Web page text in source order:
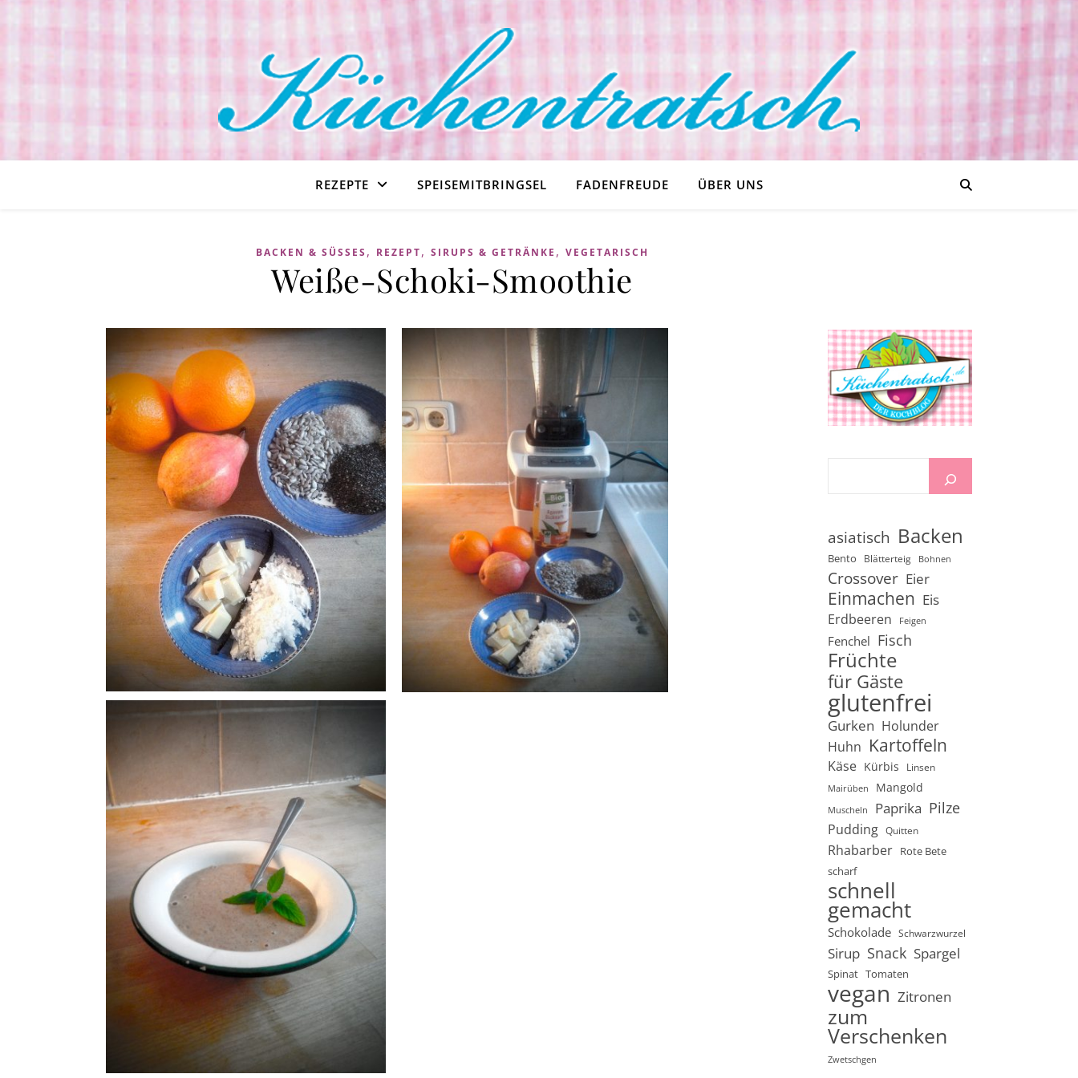
REZEPTE SPEISEMITBRINGSEL FADENFREUDE ÜBER UNS
BACKEN & SÜSSES , REZEPT, SIRUPS & GETRÄNKE , VEGETARISCH
Weiße-Schoki-Smoothie
asiatisch Backen
Bento Blätterteig Bohnen
Crossover Eier
Einmachen Eis
Erdbeeren Feigen
Fenchel Fisch
Früchte
für Gäste
glutenfrei
Gurken Holunder
Huhn Kartoffeln
Käse Kürbis Linsen
Mairüben Mangold
Muscheln Paprika Pilze
Pudding Quitten
Rhabarber Rote Bete
scharf
schnell
gemacht
Schokolade Schwarzwurzel
Sirup Snack Spargel
Spinat Tomaten
vegan Zitronen
zum
Verschenken
Zwetschgen